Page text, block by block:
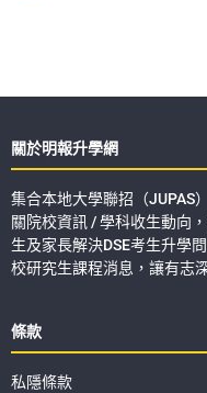
關於明報升學網
集合本地大學聯招（JUPAS
關院校資訊 / 學科收生動向
生及家長解決DSE考生升學
校研究生課程消息，讓有志
條款
私隱條款